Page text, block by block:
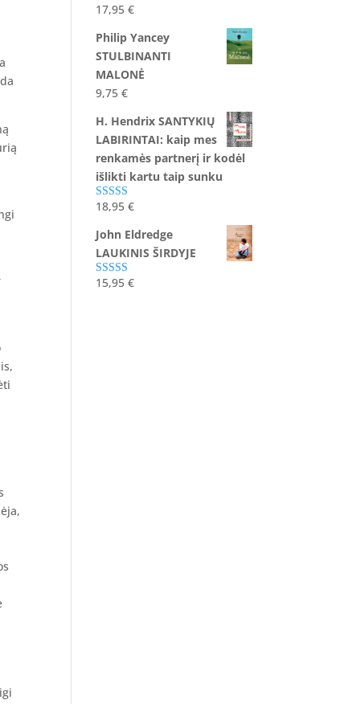
Įvertinimas:
17,95€
Philip Yancey
STULBINANTI
MALONĖ
9,75€
H. Hendrix SANTYKIŲ
LABIRINTAI: kaip mes
renkamės partnerį ir kodėl
išlikti kartu taip sunku
Įvertinimas:
18,95€
John Eldredge
LAUKINIS ŠIRDYJE
Įvertinimas:
15,95€